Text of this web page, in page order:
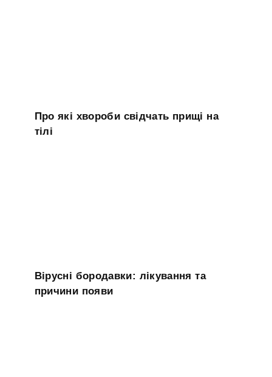
Про які хвороби свідчать прищі на
тілі
Вірусні бородавки: лікування та
причини появи